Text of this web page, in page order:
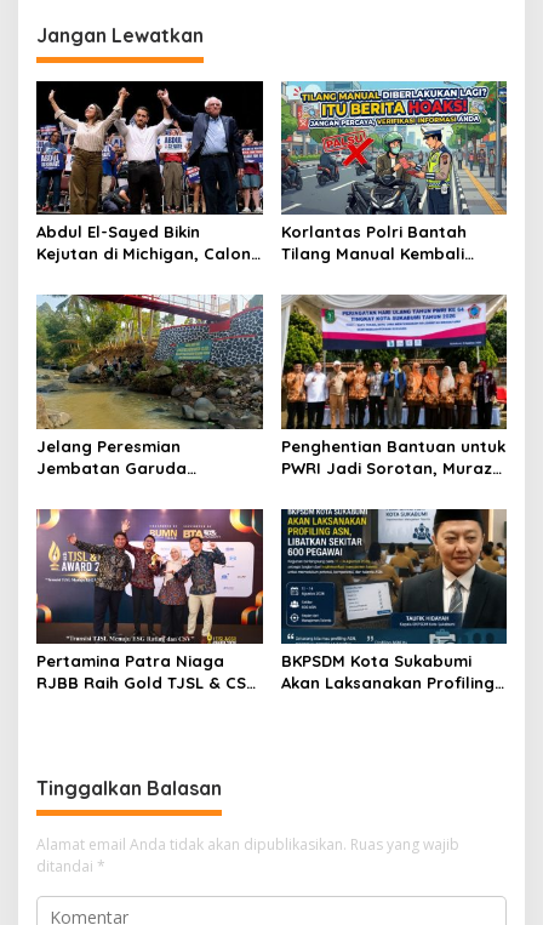
a
s
i
p
o
s
Jangan Lewatkan
Abdul El-Sayed Bikin
Kejutan di Michigan, Calon
AS?
Korlantas Polri Bantah
Tilang Manual Kembali
150 Persen Dipastikan
Hoaks
Jelang Peresmian
Jembatan Garuda
Bersih Sungai Cimandiri
Penghentian Bantuan untuk
PWRI Jadi Sorotan, Muraz
Perhatian kepada
Pensiunan ASN
Pertamina Patra Niaga
RJBB Raih Gold TJSL & CSR
BKPSDM Kota Sukabumi
Akan Laksanakan Profiling
Tinggalkan Balasan
Alamat email Anda tidak akan dipublikasikan. Ruas yang wajib
ditandai *